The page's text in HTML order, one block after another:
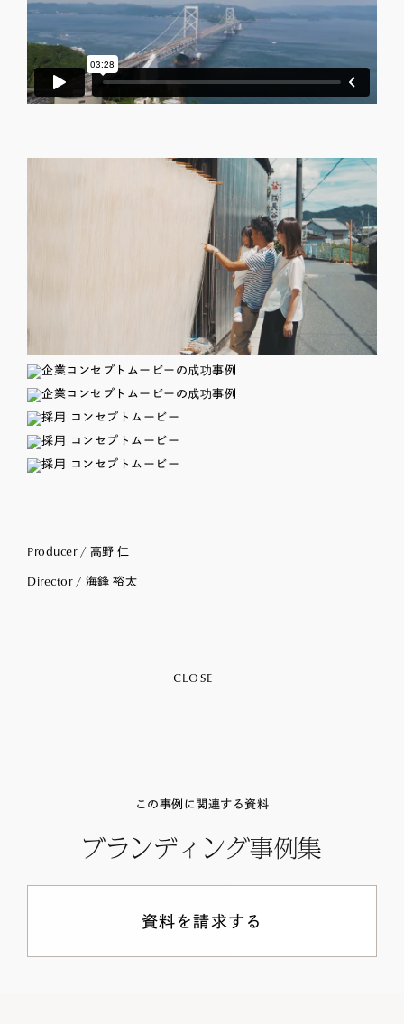
Producer / 高野 仁
Director / 海鋒 裕太
CLOSE
この事例に関連する資料
ブランディング事例集
資料を請求する